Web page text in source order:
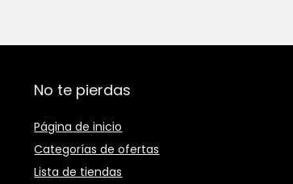
No te pierdas
Página de inicio
Categorías de ofertas
Lista de tiendas